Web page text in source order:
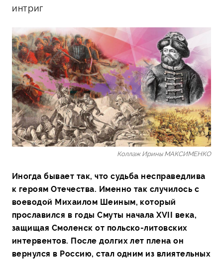
интриг
Коллаж Ирины МАКСИМЕНКО
Иногда бывает так, что судьба несправедлива
к героям Отечества. Именно так случилось с
воеводой Михаилом Шеиным, который
прославился в годы Смуты начала XVII века,
защищая Смоленск от польско-литовских
интервентов. После долгих лет плена он
вернулся в Россию, стал одним из влиятельных